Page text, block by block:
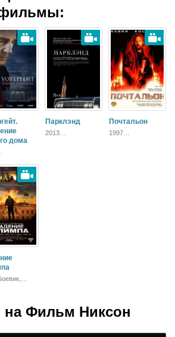
дома
Парклэнд
2013
Почтальон
1997
на Фильм Никсон